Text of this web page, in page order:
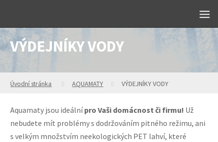
VÝDEJNÍKY VODY
Úvodní stránka AQUAMATY VÝDEJNÍKY VODY
Aquamaty jsou ideálnípro Vaši domácnost či firmu! Už
nebudete mít problémy s dodržováním pitného režimu, ani
s velkým množstvím neekologických PET lahví, které